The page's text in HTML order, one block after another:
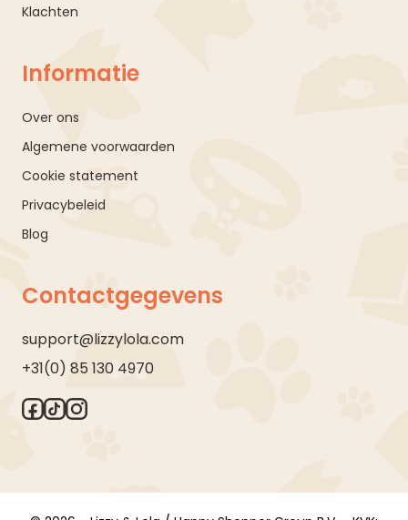
Klachten
Informatie
Over ons
Algemene voorwaarden
Cookie statement
Privacybeleid
Blog
Contactgegevens
support@lizzylola.com
+31(0) 85 130 4970